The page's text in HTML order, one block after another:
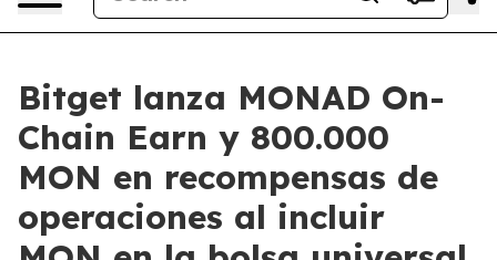
Bitget lanza MONAD On-
Chain Earn y 800.000
MON en recompensas de
operaciones al incluir